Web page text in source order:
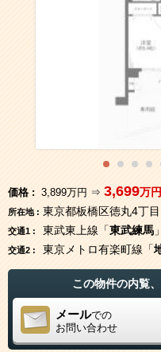
価格 : 3,899万円 ⇒ 3,699万円
所在地 : 東京都板橋区徳丸4丁目
交通1 : 東武東上線「東武練馬
交通2 : 東京メトロ有楽町線「
この物件の内覧
メールでの
お問い合わせ